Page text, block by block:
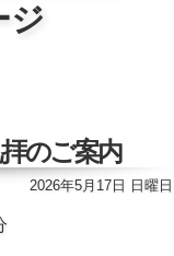
ジ
のご案内
2026年5月17日 日曜日